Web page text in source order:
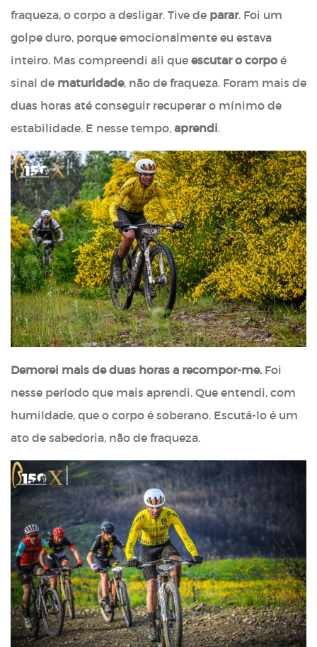
fraqueza, o corpo a desligar. Tive de parar. Foi um
golpe duro, porque emocionalmente eu estava
inteiro. Mas compreendi ali que escutar o corpo é
sinal de maturidade, não de fraqueza. Foram mais de
duas horas até conseguir recuperar o mínimo de
estabilidade. E nesse tempo, aprendi.
Demorei mais de duas horas a recompor-me.Foi
nesse período que mais aprendi. Que entendi, com
humildade, que o corpo é soberano. Escutá-lo é um
ato de sabedoria, não de fraqueza.